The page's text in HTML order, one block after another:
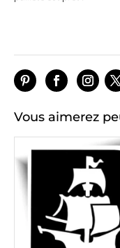
Vous aimerez